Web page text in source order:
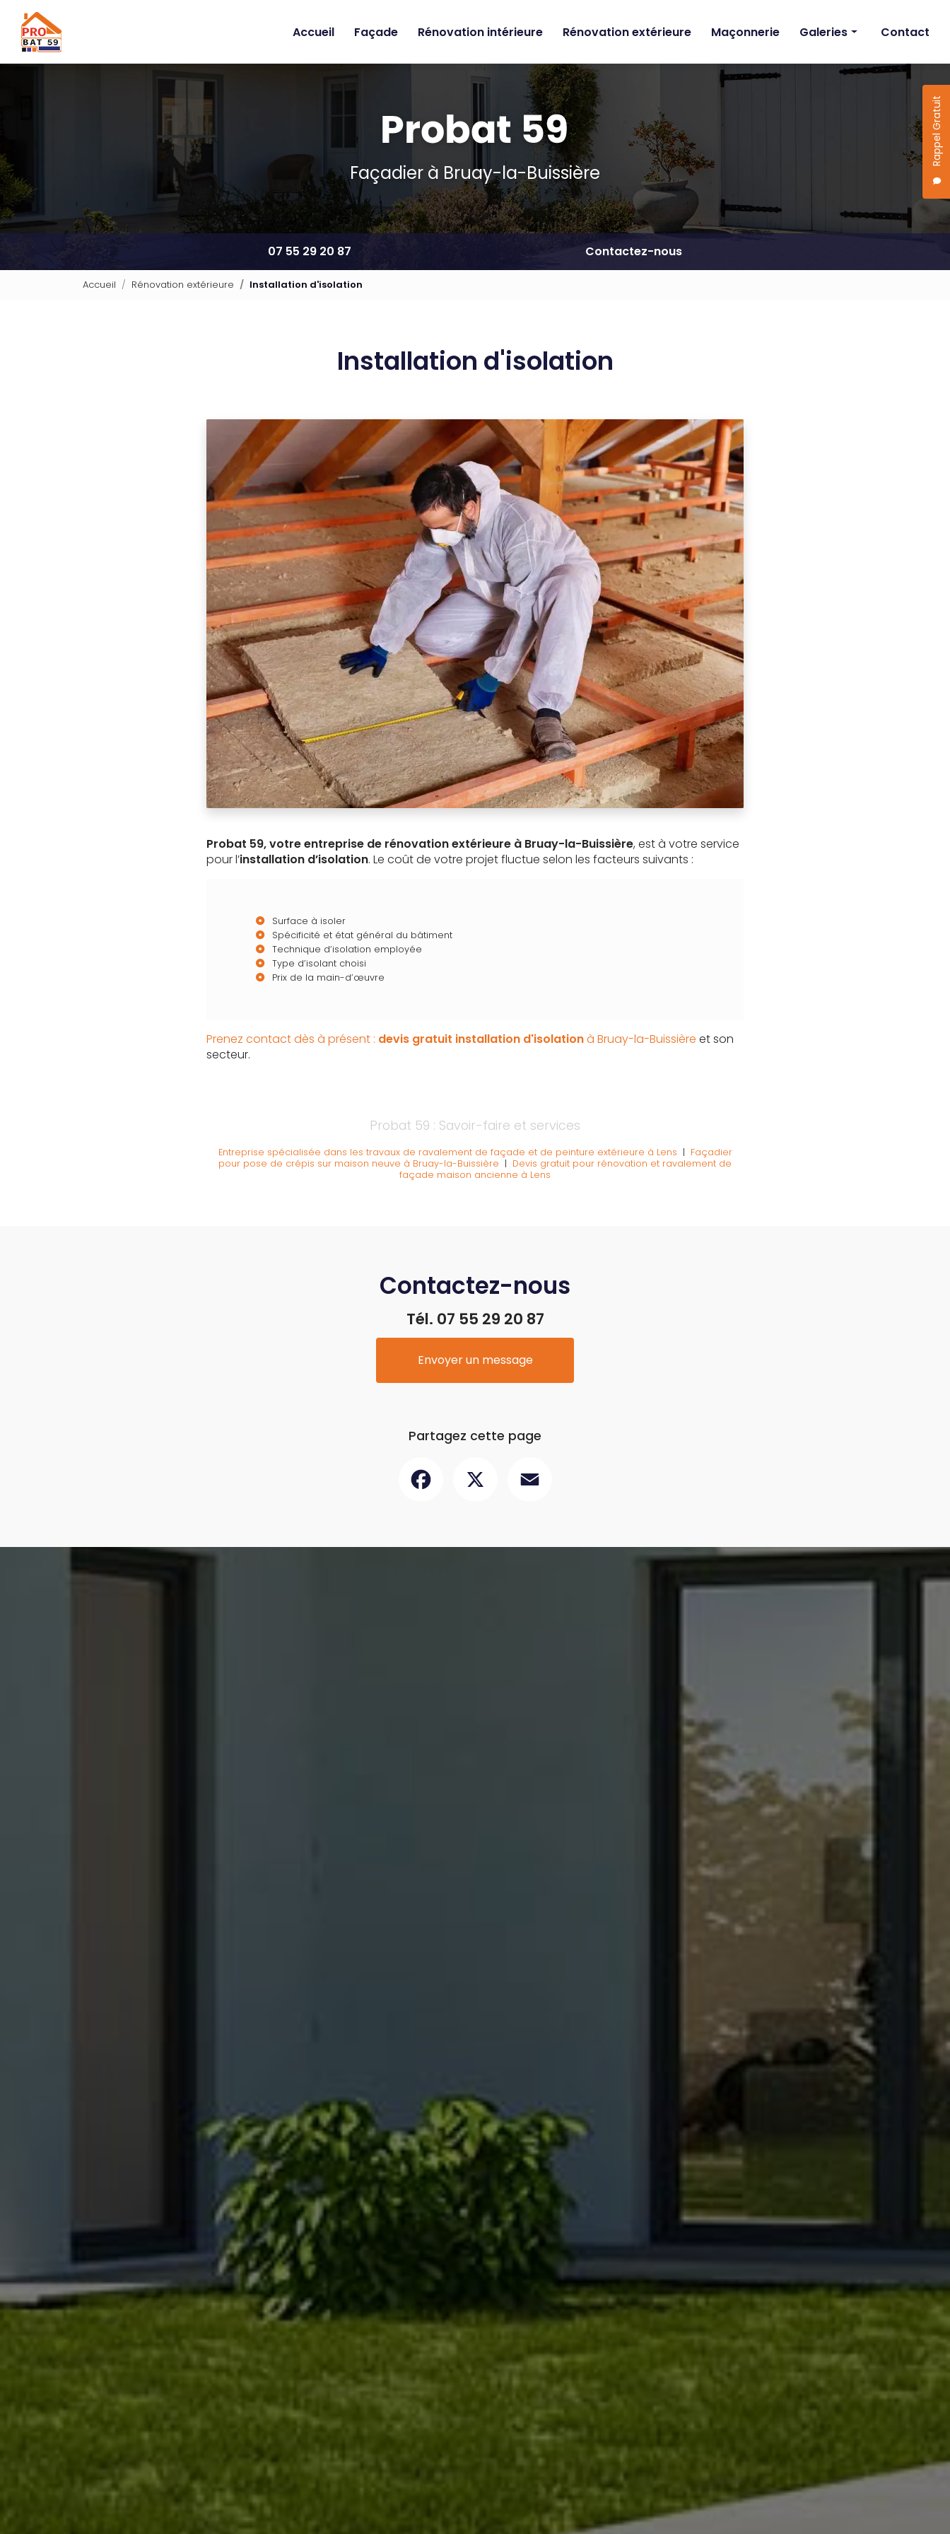
contenu
principal
Rappel Gratuit
Accueil
Façade Rénovation intérieure Rénovation extérieure Maçonnerie Galeries
Ravalement de façade
Contact
Façadier à Bruay-la-Buissière
07 55 29 20 87 Contactez-nous
Accueil Rénovation extérieure Installation d'isolation
Installation d'isolation
Probat 59, votre entreprise de rénovation extérieure à Bruay-la-Buissière, est à votre service
pour l’installation d’isolation. Le coût de votre projet fluctue selon les facteurs suivants :
Surface à isoler
Spécificité et état général du bâtiment
Technique d’isolation employée
Type d’isolant choisi
Prix de la main-d’œuvre
Prenez contact dès à présent : devis gratuit installation d'isolationà Bruay-la-Buissière et son
secteur.
Probat 59 : Savoir-faire et services
Entreprise spécialisée dans les travaux de ravalement de façade et de peinture extérieure à Lens | Façadier
pour pose de crépis sur maison neuve à Bruay-la-Buissière | Devis gratuit pour rénovation et ravalement de
façade maison ancienne à Lens
Contactez-nous
Tél. 07 55 29 20 87
Envoyer un message
Partagez cette page